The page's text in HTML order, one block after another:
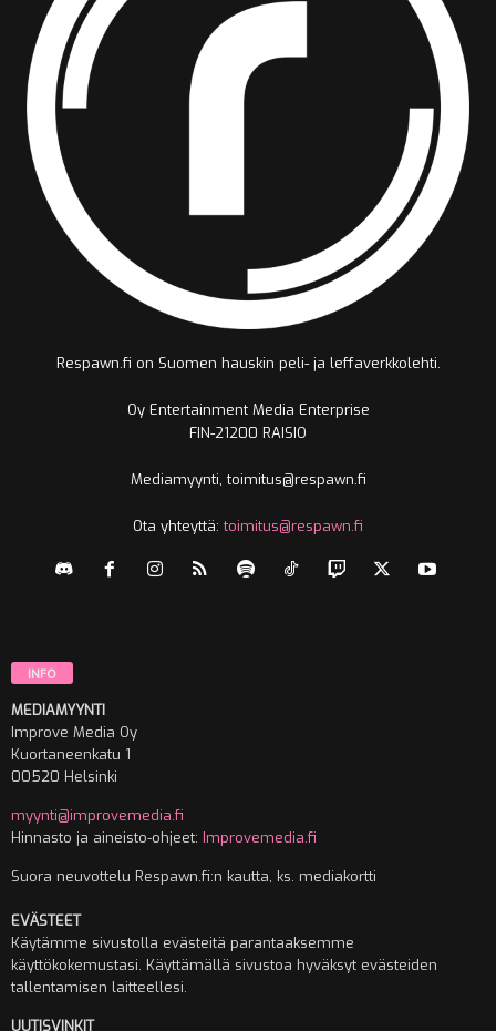
Respawn.fi on Suomen hauskin peli- ja leffaverkkolehti.
Oy Entertainment Media Enterprise
FIN-21200 RAISIO
Mediamyynti, toimitus@respawn.fi
Ota yhteyttä:toimitus@respawn.fi
INFO
MEDIAMYYNTI
Improve Media Oy
Kuortaneenkatu 1
00520 Helsinki
myynti@improvemedia.fi
Hinnasto ja aineisto-ohjeet: Improvemedia.fi
Suora neuvottelu Respawn.fi:n kautta, ks. mediakortti
EVÄSTEET
Käytämme sivustolla evästeitä parantaaksemme
käyttökokemustasi. Käyttämällä sivustoa hyväksyt evästeiden
tallentamisen laitteellesi.
UUTISVINKIT